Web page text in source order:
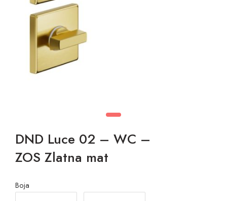
DND Luce 02 – WC –
ZOS Zlatna mat
Boja